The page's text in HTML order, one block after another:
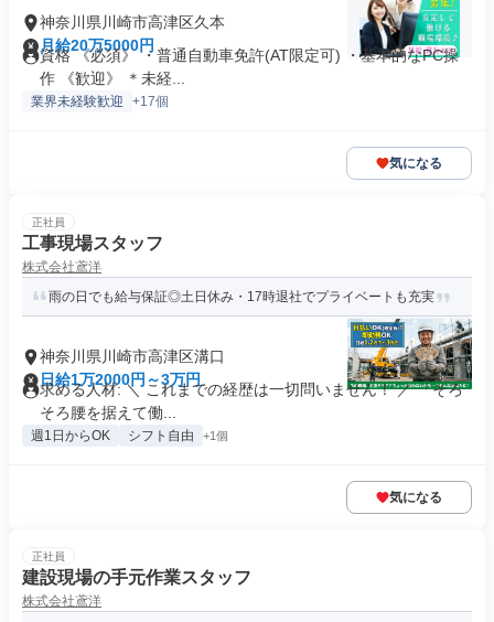
神奈川県川崎市高津区久本
月給20万5000円
資格 《必須》 ・普通自動車免許(AT限定可) ・基本的なPC操
作 《歓迎》 ＊未経...
業界未経験歓迎 +17個
気になる
正社員
工事現場スタッフ
株式会社鳶洋
雨の日でも給与保証◎土日休み・17時退社でプライベートも充実
神奈川県川崎市高津区溝口
日給1万2000円～3万円
求める人材: ＼ これまでの経歴は一切問いません！ ／ 「そろ
そろ腰を据えて働...
週1日からOK シフト自由 +1個
気になる
正社員
建設現場の手元作業スタッフ
株式会社鳶洋